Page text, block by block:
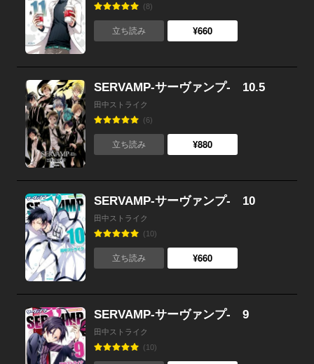
(8)
立ち読み ¥660
SERVAMP-サーヴァンプ- 10.5
田中ストライク
(6)
立ち読み ¥880
SERVAMP-サーヴァンプ- 10
田中ストライク
(10)
立ち読み ¥660
SERVAMP-サーヴァンプ- 9
田中ストライク
(10)